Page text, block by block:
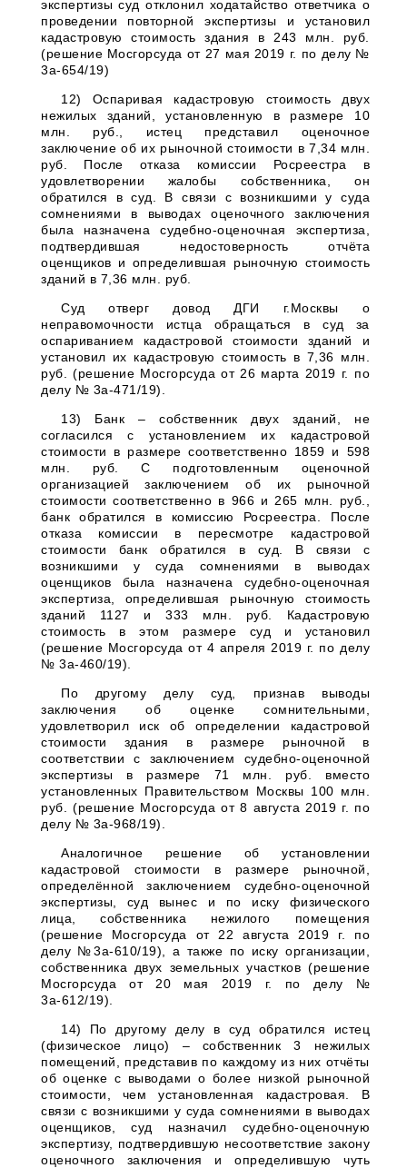
экспертизы суд отклонил ходатайство ответчика о
проведении повторной экспертизы и установил
кадастровую стоимость здания в 243 млн. руб.
(решение Мосгорсуда от 27 мая 2019 г. по делу №
3а-654/19)
12) Оспаривая кадастровую стоимость двух
нежилых зданий, установленную в размере 10
млн. руб., истец представил оценочное
заключение об их рыночной стоимости в 7,34 млн.
руб. После отказа комиссии Росреестра в
удовлетворении жалобы собственника, он
обратился в суд. В связи с возникшими у суда
сомнениями в выводах оценочного заключения
была назначена судебно-оценочная экспертиза,
подтвердившая недостоверность отчёта
оценщиков и определившая рыночную стоимость
зданий в 7,36 млн. руб.
Суд отверг довод ДГИ г.Москвы о
неправомочности истца обращаться в суд за
оспариванием кадастровой стоимости зданий и
установил их кадастровую стоимость в 7,36 млн.
руб. (решение Мосгорсуда от 26 марта 2019 г. по
делу № 3а-471/19).
13) Банк – собственник двух зданий, не
согласился с установлением их кадастровой
стоимости в размере соответственно 1859 и 598
млн. руб. С подготовленным оценочной
организацией заключением об их рыночной
стоимости соответственно в 966 и 265 млн. руб.,
банк обратился в комиссию Росреестра. После
отказа комиссии в пересмотре кадастровой
стоимости банк обратился в суд. В связи с
возникшими у суда сомнениями в выводах
оценщиков была назначена судебно-оценочная
экспертиза, определившая рыночную стоимость
зданий 1127 и 333 млн. руб. Кадастровую
стоимость в этом размере суд и установил
(решение Мосгорсуда от 4 апреля 2019 г. по делу
№ 3а-460/19).
По другому делу суд, признав выводы
заключения об оценке сомнительными,
удовлетворил иск об определении кадастровой
стоимости здания в размере рыночной в
соответствии с заключением судебно-оценочной
экспертизы в размере 71 млн. руб. вместо
установленных Правительством Москвы 100 млн.
руб. (решение Мосгорсуда от 8 августа 2019 г. по
делу № 3а-968/19).
Аналогичное решение об установлении
кадастровой стоимости в размере рыночной,
определённой заключением судебно-оценочной
экспертизы, суд вынес и по иску физического
лица, собственника нежилого помещения
(решение Мосгорсуда от 22 августа 2019 г. по
делу №3а-610/19), а также по иску организации,
собственника двух земельных участков (решение
Мосгорсуда от 20 мая 2019 г. по делу №
3а-612/19).
14) По другому делу в суд обратился истец
(физическое лицо) – собственник 3 нежилых
помещений, представив по каждому из них отчёты
об оценке с выводами о более низкой рыночной
стоимости, чем установленная кадастровая. В
связи с возникшими у суда сомнениями в выводах
оценщиков, суд назначил судебно-оценочную
экспертизу, подтвердившую несоответствие закону
оценочного заключения и определившую чуть